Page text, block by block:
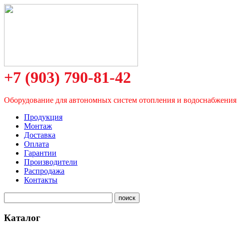
+7 (903) 790-81-42
Оборудование для автономных систем отопления и водоснабжения
Продукция
Монтаж
Доставка
Оплата
Гарантии
Производители
Распродажа
Контакты
Каталог